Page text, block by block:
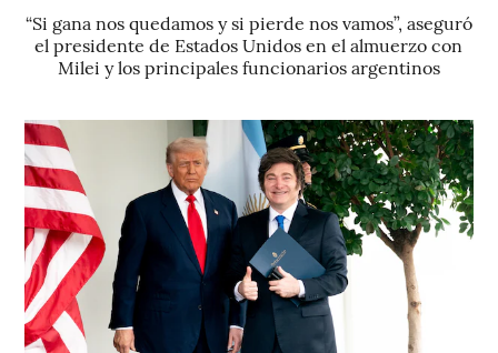
“Si gana nos quedamos y si pierde nos vamos”, aseguró
el presidente de Estados Unidos en el almuerzo con
Milei y los principales funcionarios argentinos